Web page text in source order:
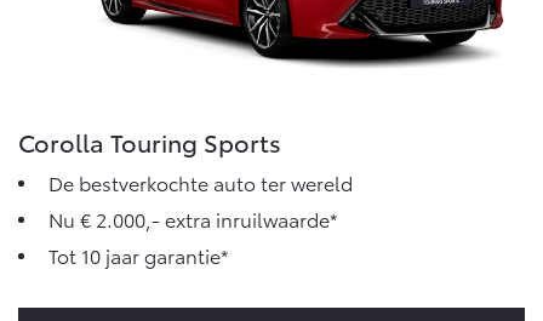
Corolla Touring Sports
De bestverkochte auto ter wereld
Nu € 2.000,- extra inruilwaarde*
Tot 10 jaar garantie*